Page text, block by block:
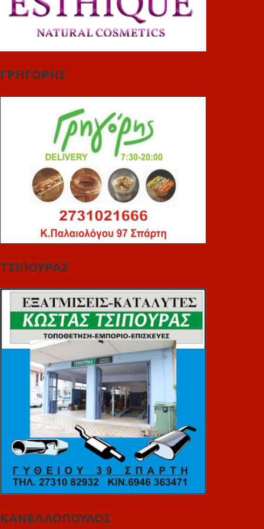
ΓΡΗΓΟΡΗΣ
ΤΣΙΠΟΥΡΑΣ
ΚΑΝΕΛΛΟΠΟΥΛΟΣ